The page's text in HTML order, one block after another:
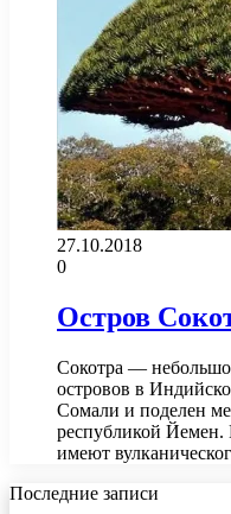
27.10.2018
0
Остров
Сокотра —
островов в
Сомали и поделен
республикой Йемен.
имеют
Последние записи